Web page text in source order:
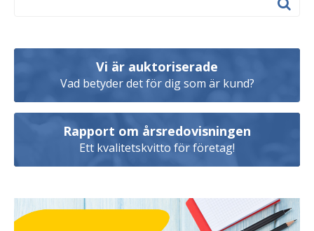
Vi är auktoriserade
Vad betyder det för dig som är kund?
Rapport om årsredovisningen
Ett kvalitetskvitto för företag!